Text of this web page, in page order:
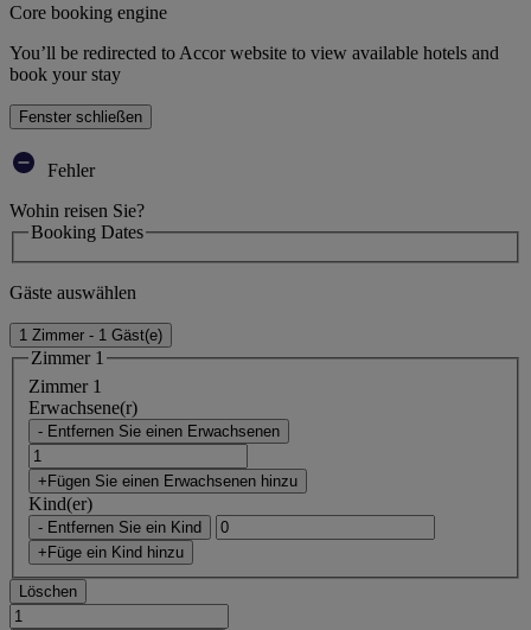
Core booking engine
You’ll be redirected to Accor website to view available hotels and
book your stay
Fenster schließen
Fehler
Wohin reisen Sie?
Booking Dates
Gäste auswählen
1 Zimmer - 1 Gäst(e)
Zimmer 1
Zimmer 1
Erwachsene(r)
- Entfernen Sie einen Erwachsenen
+Fügen Sie einen Erwachsenen hinzu
Kind(er)
- Entfernen Sie ein Kind
+Füge ein Kind hinzu
Löschen